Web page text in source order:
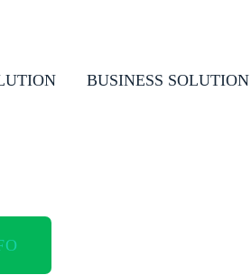
BUSINESS SOLUTION